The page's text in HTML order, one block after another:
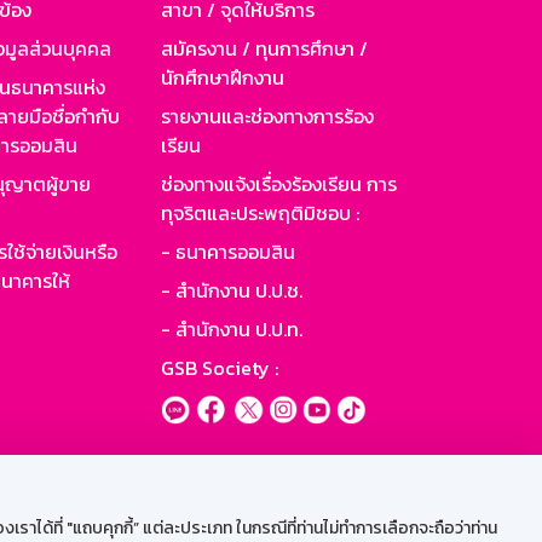
ได้ที่ "แถบคุกกี้” แต่ละประเภท ในกรณีที่ท่านไม่ทำการเลือกจะถือว่าท่าน
อง
มูลส่วนบุคคล
นาคารแห่ง
ายมือชื่อกำกับ
รออมสิน
ญาตผู้ขาย
ช้จ่ายเงินหรือ
คารให้
สาขา / จุดให้บริการ
สมัครงาน / ทุนการศึกษา /
นักศึกษาฝึกงาน
รายงานและช่องทางการร้อง
เรียน
ช่องทางแจ้งเรื่องร้องเรียน การ
ทุจริตและประพฤติมิชอบ :
- ธนาคารออมสิน
- สำนักงาน ป.ป.ช.
- สำนักงาน ป.ป.ท.
GSB Society :